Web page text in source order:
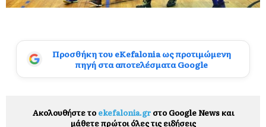
Προσθήκη του eKefalonia ως προτιμώμενη
πηγή στα αποτελέσματα Google
Ακολουθήστε το ekefalonia.grστο Google News και
μάθετε πρώτοι όλες τις ειδήσεις